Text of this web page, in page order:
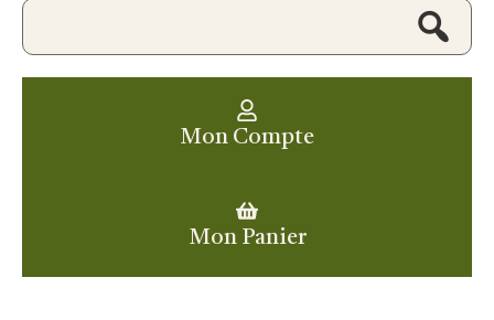
Mon Compte
Mon Panier